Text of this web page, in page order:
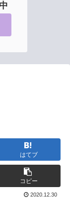
はてブ
コピー
2020.12.30